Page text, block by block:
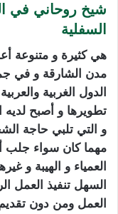
شيخ روحاني في
السفلية
هي كثيرة و متنوعة
مدن الشارقة و في
الدول الغربية
تطويرها و أصبح لديه
و التي تلبي حاجة
مهما كان سواء جلب
العمياء و الهيبة و
السهل تنفيذ
العمل ومن دون